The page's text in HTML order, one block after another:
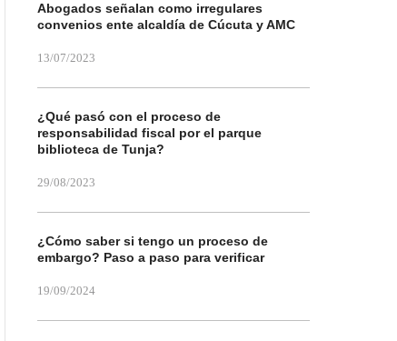
Abogados señalan como irregulares
convenios ente alcaldía de Cúcuta y AMC
13/07/2023
¿Qué pasó con el proceso de
responsabilidad fiscal por el parque
biblioteca de Tunja?
29/08/2023
¿Cómo saber si tengo un proceso de
embargo? Paso a paso para verificar
19/09/2024